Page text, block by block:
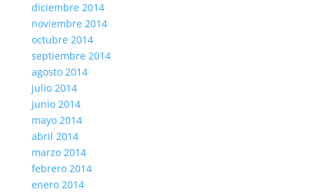
diciembre 2014
noviembre 2014
octubre 2014
septiembre 2014
agosto 2014
julio 2014
junio 2014
mayo 2014
abril 2014
marzo 2014
febrero 2014
enero 2014